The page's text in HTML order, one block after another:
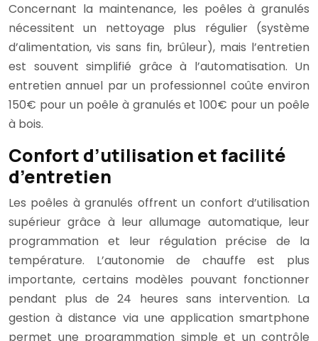
Concernant la maintenance, les poêles à granulés
nécessitent un nettoyage plus régulier (système
d’alimentation, vis sans fin, brûleur), mais l’entretien
est souvent simplifié grâce à l’automatisation. Un
entretien annuel par un professionnel coûte environ
150€ pour un poêle à granulés et 100€ pour un poêle
à bois.
Confort d’utilisation et facilité
d’entretien
Les poêles à granulés offrent un confort d’utilisation
supérieur grâce à leur allumage automatique, leur
programmation et leur régulation précise de la
température. L’autonomie de chauffe est plus
importante, certains modèles pouvant fonctionner
pendant plus de 24 heures sans intervention. La
gestion à distance via une application smartphone
permet une programmation simple et un contrôle